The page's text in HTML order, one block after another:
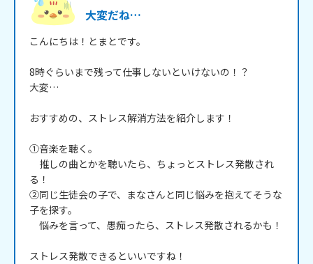
大変だね…
こんにちは！とまとです。
8時ぐらいまで残って仕事しないといけないの！？
大変…
おすすめの、ストレス解消方法を紹介します！
①音楽を聴く。
推しの曲とかを聴いたら、ちょっとストレス発散され
る！
②同じ生徒会の子で、まなさんと同じ悩みを抱えてそうな
子を探す。
悩みを言って、愚痴ったら、ストレス発散されるかも！
ストレス発散できるといいですね！